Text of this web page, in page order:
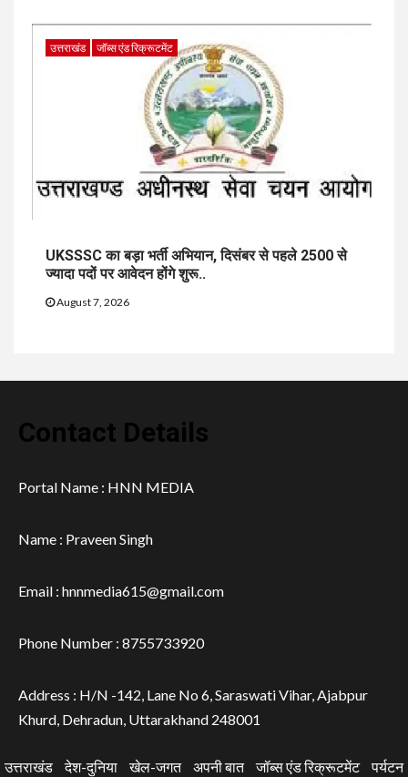
उत्तराखंड जॉब्स एंड रिक्रूटमेंट
UKSSSC का बड़ा भर्ती अभियान, दिसंबर से पहले 2500 से
ज्यादा पदों पर आवेदन होंगे शुरू..
August 7, 2026
Contact Details
Portal Name : HNN MEDIA
Name : Praveen Singh
Email : hnnmedia615@gmail.com
Phone Number : 8755733920
Address : H/N -142, Lane No 6, Saraswati Vihar, Ajabpur
Khurd, Dehradun, Uttarakhand 248001
उत्तराखंड देश-दुनिया खेल-जगत अपनी बात जॉब्स एंड रिक्रूटमेंट पर्यटन